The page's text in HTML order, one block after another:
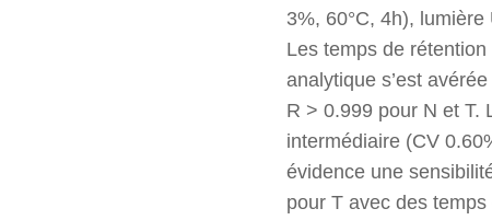
3%, 60°C, 4h),
Les temps de
analytique s’est
R > 0.999 pour N et T.
intermédiaire (CV
évidence une
pour T avec des